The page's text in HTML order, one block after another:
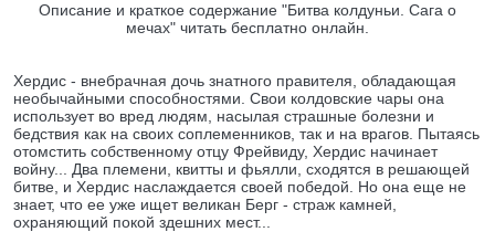
Описание и краткое содержание "Битва колдуньи. Сага о
мечах" читать бесплатно онлайн.
Хердис - внебрачная дочь знатного правителя, обладающая
необычайными способностями. Свои колдовские чары она
использует во вред людям, насылая страшные болезни и
бедствия как на своих соплеменников, так и на врагов. Пытаясь
отомстить собственному отцу Фрейвиду, Хердис начинает
войну... Два племени, квитты и фьялли, сходятся в решающей
битве, и Хердис наслаждается своей победой. Но она еще не
знает, что ее уже ищет великан Берг - страж камней,
охраняющий покой здешних мест...